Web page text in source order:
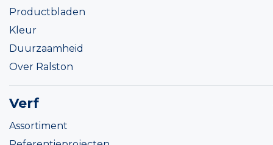
Productbladen
Kleur
Duurzaamheid
Over Ralston
Verf
Assortiment